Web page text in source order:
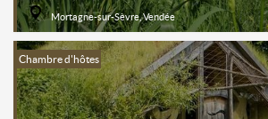
Mortagne-sur-Sèvre, Vendée
Chambre d'hôtes